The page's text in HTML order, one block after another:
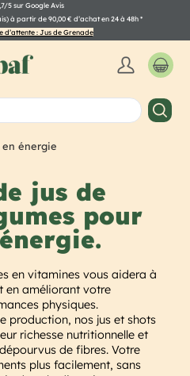
5 sur Google Avis
à partir de 90,00 € d’achat en 24 à 48h*
d’attente : Jus de Grenade
en énergie
jus de
pour
en vitamines vous aidera à
en améliorant votre
physiques.
production, nos jus et shots
richesse nutritionnelle et
de fibres. Votre
plus facilement, sans